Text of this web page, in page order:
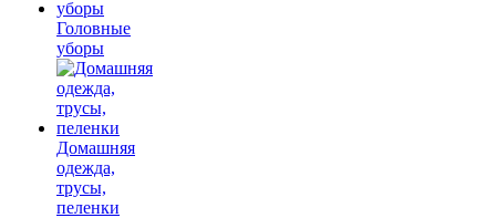
Головные
уборы
Домашняя
одежда,
трусы,
пеленки